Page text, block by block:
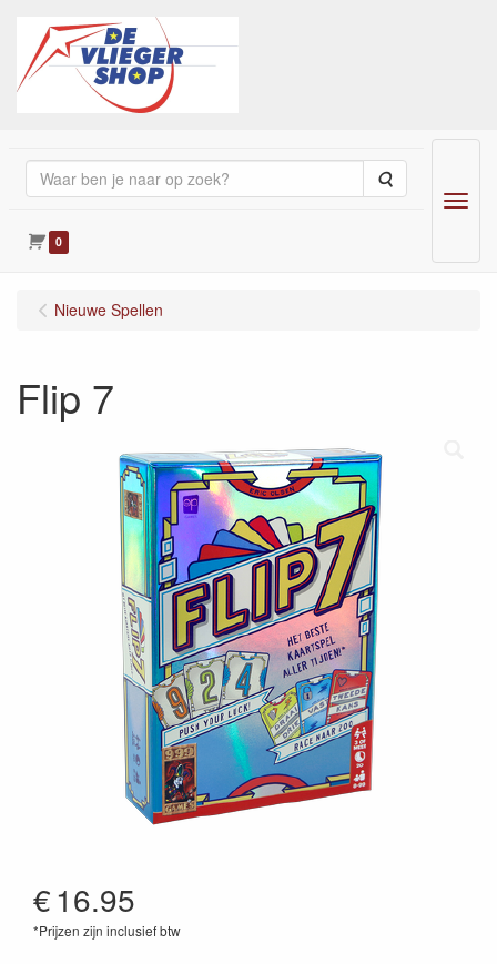
Zoeken
0
Menu
Nieuwe Spellen
Flip 7
€16.95
*Prijzen zijn inclusief btw